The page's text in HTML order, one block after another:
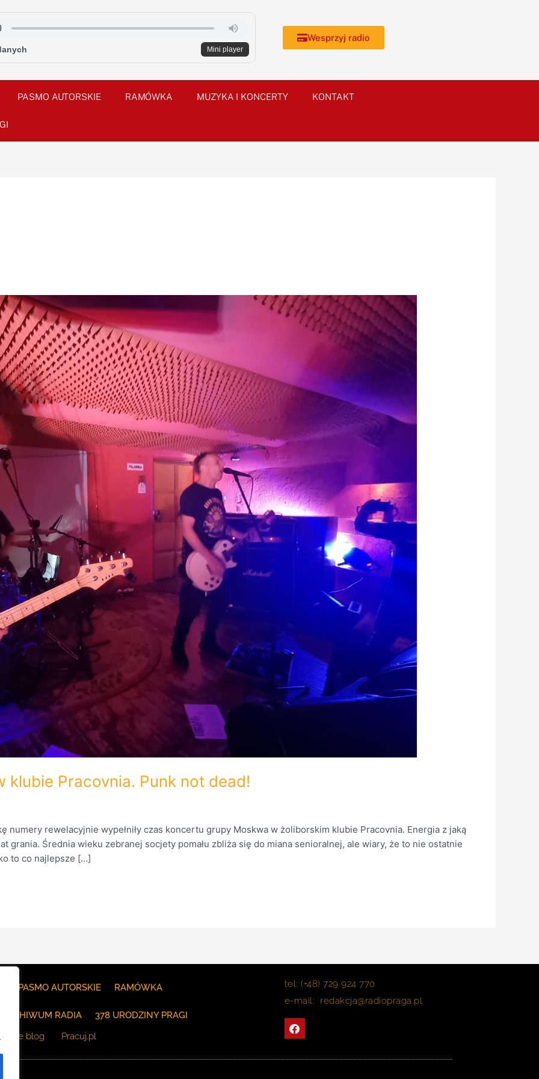
Mini player
Wesprzyj radio
PASMO AUTORSKIE RAMÓWKA MUZYKA I KONCERTY KONTAKT
Pracovnia. Punk not dead!
numery rewelacyjnie wypełniły czas koncertu grupy Moskwa w żoliborskim klubie Pracovnia. Energia z jaką
grania. Średnia wieku zebranej socjety pomału zbliża się do miana senioralnej, ale wiary, że to nie ostatnie
to co najlepsze […]
PASMO AUTORSKIE RAMÓWKA
ARCHIWUM RADIA
378 URODZINY PRAGI
The blog
Pracuj.pl
tel: (+48) 729 924 770
e-mail: redakcja@radiopraga.pl
F
a
b